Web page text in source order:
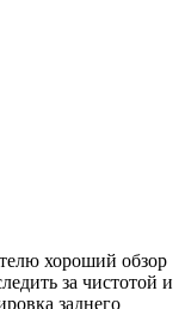
хороший обзор
за чистотой и
заднего